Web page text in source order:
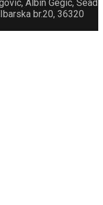
Albin Gegic, Sead
br.20, 36320